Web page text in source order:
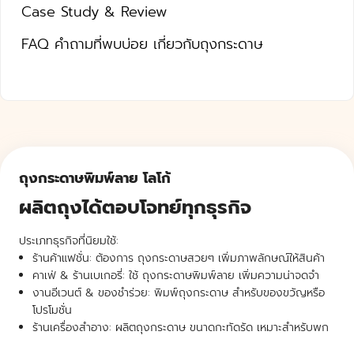
Case Study & Review
FAQ คำถามที่พบบ่อย เกี่ยวกับถุงกระดาษ
ถุงกระดาษพิมพ์ลาย โลโก้
ผลิตถุงได้ตอบโจทย์ทุกธุรกิจ
ประเภทธุรกิจที่นิยมใช้:
ร้านค้าแฟชั่น: ต้องการ ถุงกระดาษสวยๆ เพิ่มภาพลักษณ์ให้สินค้า
คาเฟ่ & ร้านเบเกอรี่: ใช้ ถุงกระดาษพิมพ์ลาย เพิ่มความน่าจดจำ
งานอีเวนต์ & ของชำร่วย: พิมพ์ถุงกระดาษ สำหรับของขวัญหรือ
โปรโมชั่น
ร้านเครื่องสำอาง: ผลิตถุงกระดาษ ขนาดกะทัดรัด เหมาะสำหรับพก